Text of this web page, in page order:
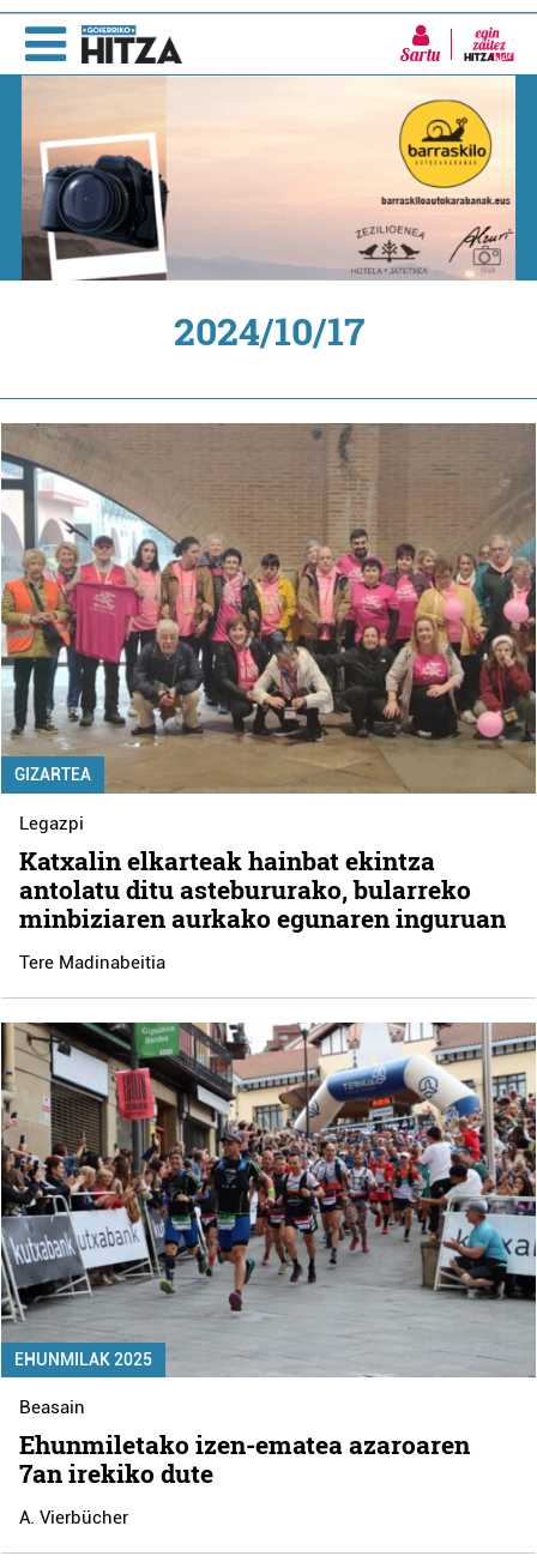
Sartu
2024/10/17
GIZARTEA
Legazpi
Katxalin elkarteak hainbat ekintza
antolatu ditu astebururako, bularreko
minbiziaren aurkako egunaren inguruan
Tere Madinabeitia
EHUNMILAK 2025
Beasain
Ehunmiletako izen-ematea azaroaren
7an irekiko dute
A. Vierbücher